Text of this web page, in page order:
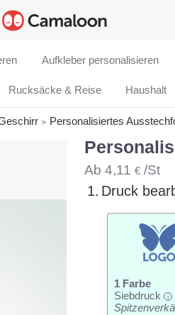
Aufkleber personalisieren
Rucksäcke & Reise Haushalt
Personalisiertes
Ab 4,11 €/St
1. Druck
1 Farbe
Siebdruck
i